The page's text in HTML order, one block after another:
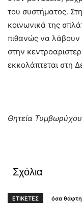
του συστήματος.
κοινωνικά της
πιθανώς να λάβουν
στην
εκκολάπτεται στη
Θητεία Τυμβωρύχου
Σχόλια
ΕΤΙΚΕΤΕΣ όσα